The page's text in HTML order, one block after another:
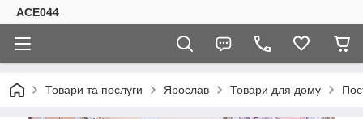
ACE044
Товари та послуги Ярослав Товари для дому